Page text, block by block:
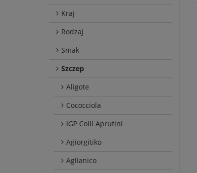
Kraj
Rodzaj
Smak
Szczep
Aligote
Cococciola
IGP Colli Aprutini
Agiorgitiko
Aglianico